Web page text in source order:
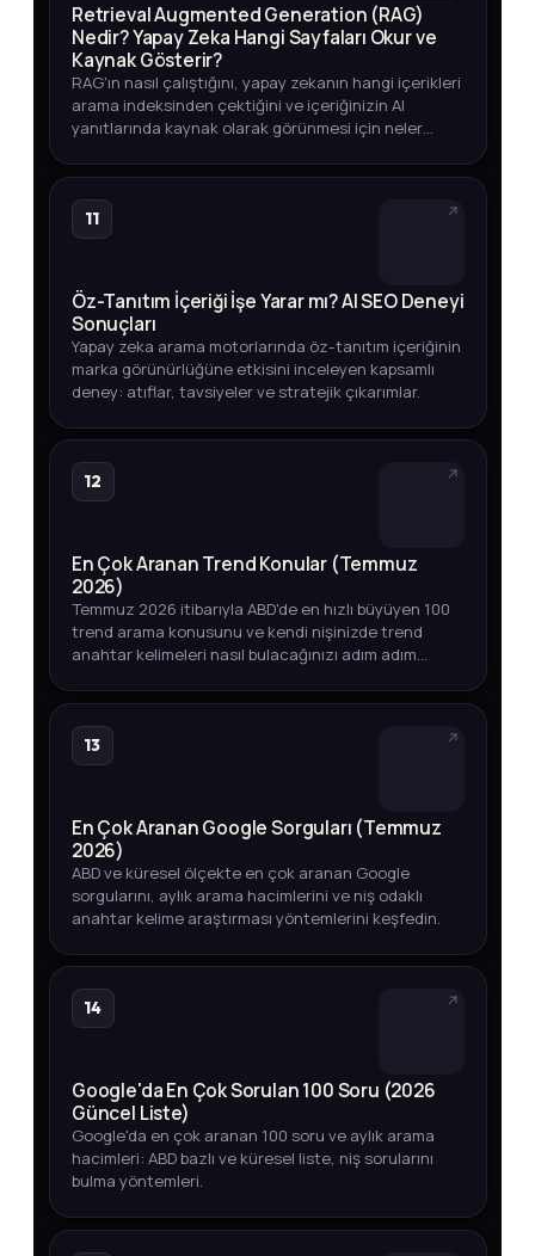
Retrieval Augmented Generation (RAG)
Nedir? Yapay Zeka Hangi Sayfaları Okur ve
Kaynak Gösterir?
RAG'ın nasıl çalıştığını, yapay zekanın hangi içerikleri
arama indeksinden çektiğini ve içeriğinizin AI
yanıtlarında kaynak olarak görünmesi için neler
11
Öz-Tanıtım İçeriği İşe Yarar mı? AI SEO Deneyi
Sonuçları
Yapay zeka arama motorlarında öz-tanıtım içeriğinin
marka görünürlüğüne etkisini inceleyen kapsamlı
deney: atıflar, tavsiyeler ve stratejik çıkarımlar.
12
En Çok Aranan Trend Konular (Temmuz
2026)
Temmuz 2026 itibarıyla ABD'de en hızlı büyüyen 100
trend arama konusunu ve kendi nişinizde trend
anahtar kelimeleri nasıl bulacağınızı adım adım
13
En Çok Aranan Google Sorguları (Temmuz
2026)
ABD ve küresel ölçekte en çok aranan Google
sorgularını, aylık arama hacimlerini ve niş odaklı
anahtar kelime araştırması yöntemlerini keşfedin.
14
Google'da En Çok Sorulan 100 Soru (2026
Güncel Liste)
Google'da en çok aranan 100 soru ve aylık arama
hacimleri: ABD bazlı ve küresel liste, niş sorularını
bulma yöntemleri.